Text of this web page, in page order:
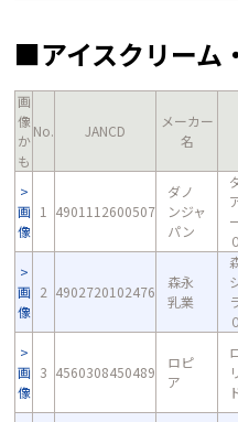
■アイスクリーム
画
像
か
も
No. JANCD
メーカー
名
画
像
1 4901112600507
ダノ
ンジャ
パン
画
像
2 4902720102476
森永
乳業
画
像
3 4560308450489
ロピ
ア